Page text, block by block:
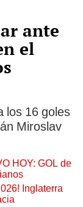
ante
el
los 16 goles
Miroslav
HOY: GOL de
Inglaterra